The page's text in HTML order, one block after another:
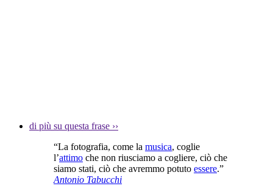
di più su questa frase ››
“La fotografia, come la musica, coglie
l’attimo che non riusciamo a cogliere, ciò che
siamo stati, ciò che avremmo potuto essere.”
Antonio Tabucchi